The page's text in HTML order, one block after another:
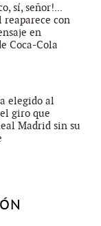
sí, señor!...
con
en
Coca-Cola
elegido al
giro que
Madrid sin su